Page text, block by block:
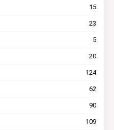
15
23
5
20
124
62
90
109